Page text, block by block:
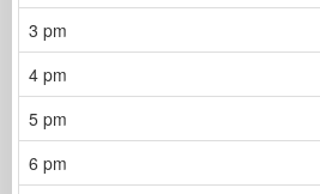
3 pm
4 pm
5 pm
6 pm